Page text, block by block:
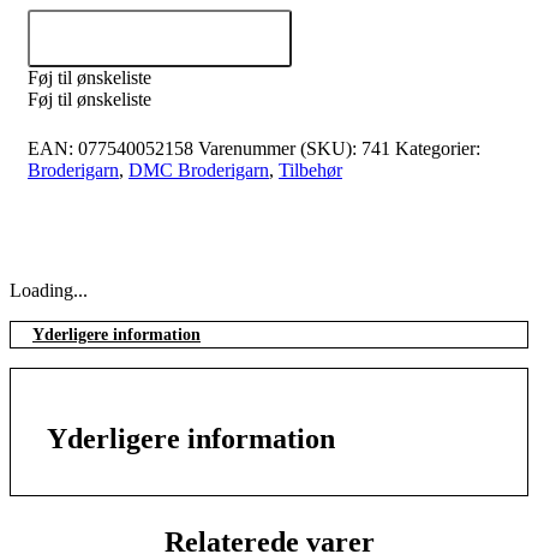
Føj til ønskeliste
Føj til ønskeliste
EAN: 077540052158 Varenummer (SKU): 741 Kategorier:
Broderigarn, DMC Broderigarn, Tilbehør
Loading...
Yderligere information
Yderligere information
Relaterede varer